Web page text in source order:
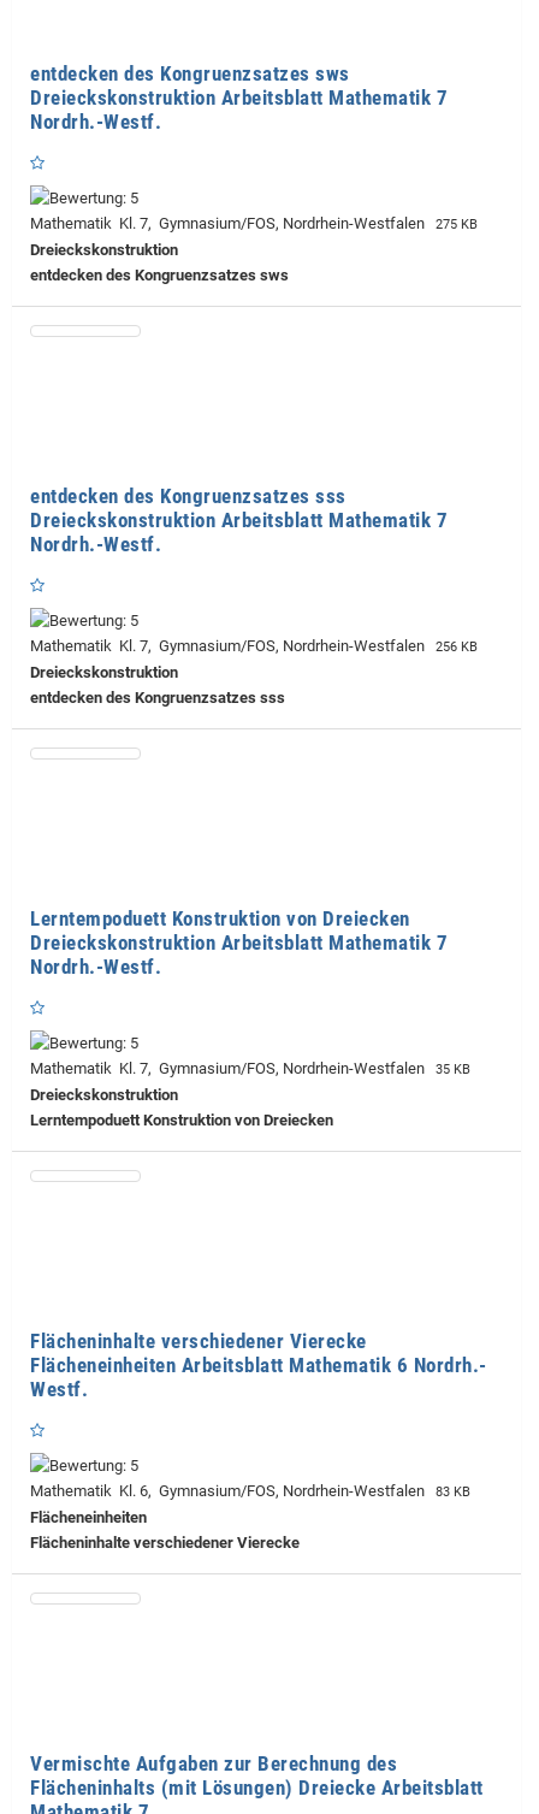
entdecken des Kongruenzsatzes sws
Dreieckskonstruktion Arbeitsblatt Mathematik 7
Nordrh.-Westf.
Mathematik Kl. 7, Gymnasium/FOS, Nordrhein-Westfalen 275 KB
Dreieckskonstruktion
entdecken des Kongruenzsatzes sws
entdecken des Kongruenzsatzes sss
Dreieckskonstruktion Arbeitsblatt Mathematik 7
Nordrh.-Westf.
Mathematik Kl. 7, Gymnasium/FOS, Nordrhein-Westfalen 256 KB
Dreieckskonstruktion
entdecken des Kongruenzsatzes sss
Lerntempoduett Konstruktion von Dreiecken
Dreieckskonstruktion Arbeitsblatt Mathematik 7
Nordrh.-Westf.
Mathematik Kl. 7, Gymnasium/FOS, Nordrhein-Westfalen 35 KB
Dreieckskonstruktion
Lerntempoduett Konstruktion von Dreiecken
Flächeninhalte verschiedener Vierecke
Flächeneinheiten Arbeitsblatt Mathematik 6 Nordrh.-
Westf.
Mathematik Kl. 6, Gymnasium/FOS, Nordrhein-Westfalen 83 KB
Flächeneinheiten
Flächeninhalte verschiedener Vierecke
Vermischte Aufgaben zur Berechnung des
Flächeninhalts (mit Lösungen) Dreiecke Arbeitsblatt